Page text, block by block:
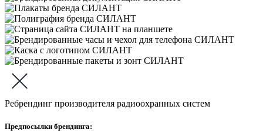
Ребрендинг производителя радиоохранных систем
Предпосылки брендинга: